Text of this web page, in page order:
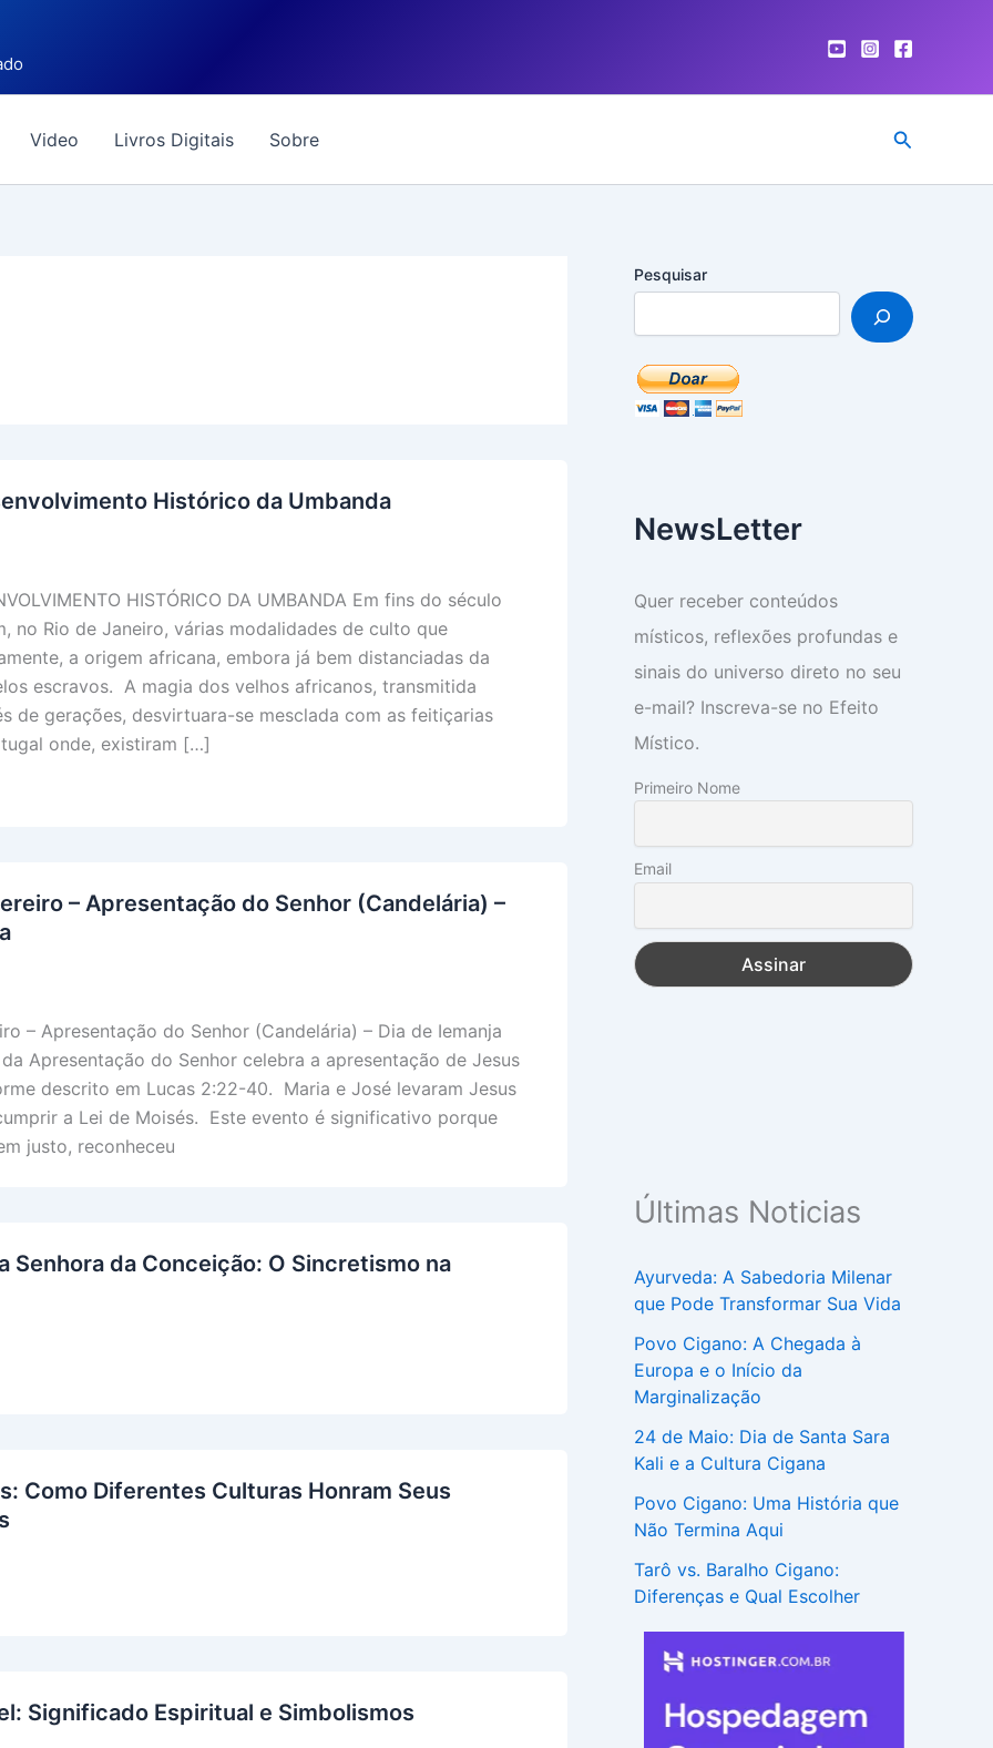
Video Livros Digitais Sobre Pesquisar
Histórico da Umbanda
HISTÓRICO DA UMBANDA Em fins do século
no Rio de Janeiro, várias modalidades de culto que
a origem africana, embora já bem distanciadas da
escravos. A magia dos velhos africanos, transmitida
de gerações, desvirtuara-se mesclada com as feitiçarias
onde, existiram […]
– Apresentação do Senhor (Candelária) –
– Apresentação do Senhor (Candelária) – Dia de Iemanja
Apresentação do Senhor celebra a apresentação de Jesus
descrito em Lucas 2:22-40. Maria e José levaram Jesus
a Lei de Moisés. Este evento é significativo porque
justo, reconheceu
Senhora da Conceição: O Sincretismo na
Como Diferentes Culturas Honram Seus
Significado Espiritual e Simbolismos
Pesquisar
NewsLetter
Quer receber conteúdos
místicos, reflexões profundas e
sinais do universo direto no seu
e-mail? Inscreva-se no Efeito
Místico.
Primeiro Nome
Email
Últimas Noticias
Ayurveda: A Sabedoria Milenar
que Pode Transformar Sua Vida
Povo Cigano: A Chegada à
Europa e o Início da
Marginalização
24 de Maio: Dia de Santa Sara
Kali e a Cultura Cigana
Povo Cigano: Uma História que
Não Termina Aqui
Tarô vs. Baralho Cigano:
Diferenças e Qual Escolher